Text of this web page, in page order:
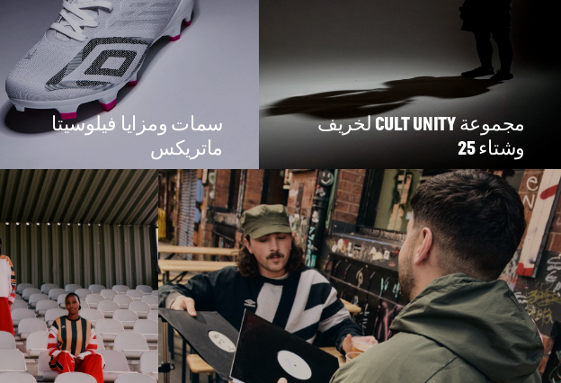
مجموعة CULT UNITY لخريف
وشتاء 25
سمات ومزايا فيلوسيتا
ماتريكس